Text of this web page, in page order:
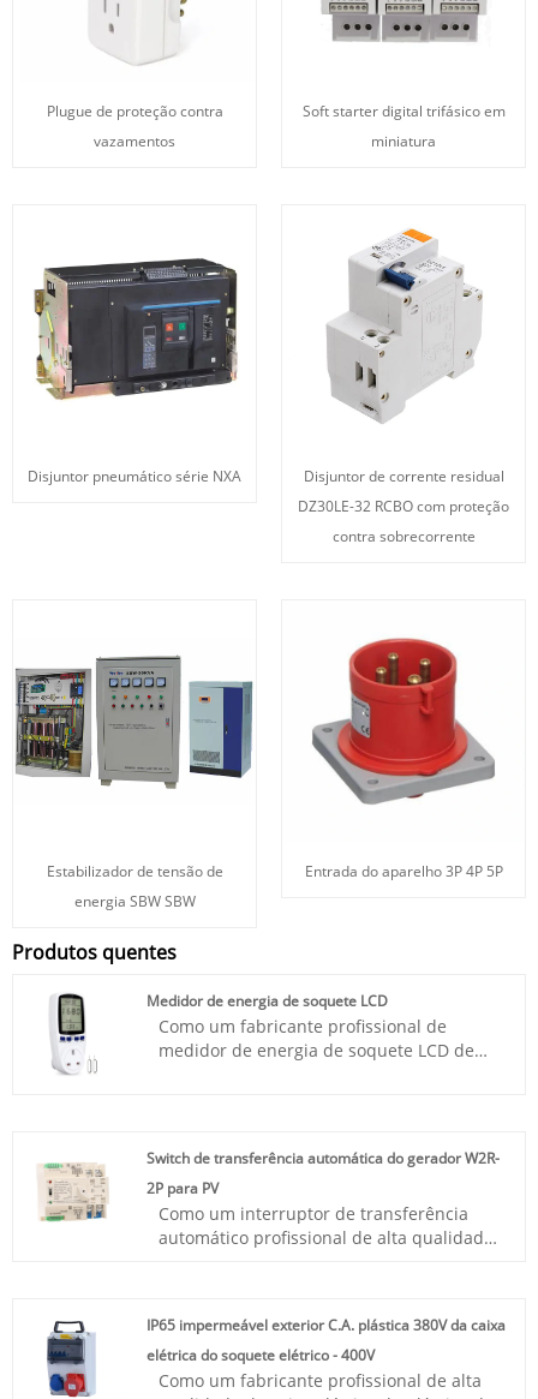
Plugue de proteção contra
vazamentos
Soft starter digital trifásico em
miniatura
Disjuntor pneumático série NXA
Disjuntor de corrente residual
DZ30LE-32 RCBO com proteção
contra sobrecorrente
Estabilizador de tensão de
energia SBW SBW
Entrada do aparelho 3P 4P 5P
Produtos quentes
Medidor de energia de soquete LCD
Como um fabricante profissional de
medidor de energia de soquete LCD de
você o melhor serviço pós-venda e
entrega pontual.CJ Electric é um
fabricante e exportador líder na China,
especializado em medidor de energia de
soquete LCD. Um medidor de energia de
medir e exibir energia elétrica,
geralmente com um display de cristal
líquido (LCD) que exibe visualmente
parâmetros como consumo de energia
Switch de transferência automática do gerador W2R-
2P para PV
Como um interruptor de transferência
automático profissional de alta qualidade
W2R-2P para PV de nossa fábrica. E
ofereceremos o melhor serviço pós-venda
e entrega oportuna. Comutadores de
IP65 impermeável exterior C.A. plástica 380V da caixa
elétrica do soquete elétrico - 400V
Como um fabricante profissional de alta